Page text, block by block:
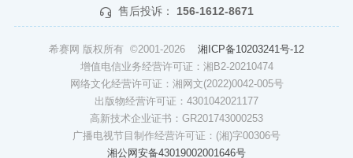
售后投诉： 156-1612-8671
希赛网 版权所有 ©2001-2026 湘ICP备10203241号-12
增值电信业务经营许可证：湘B2-20210474
网络文化经营许可证：湘网文(2022)0042-005号
出版物经营许可证：4301042021177
高新技术企业证书：GR201743000253
广播电视节目制作经营许可证：(湘)字00306号
湘公网安备43019002001646号